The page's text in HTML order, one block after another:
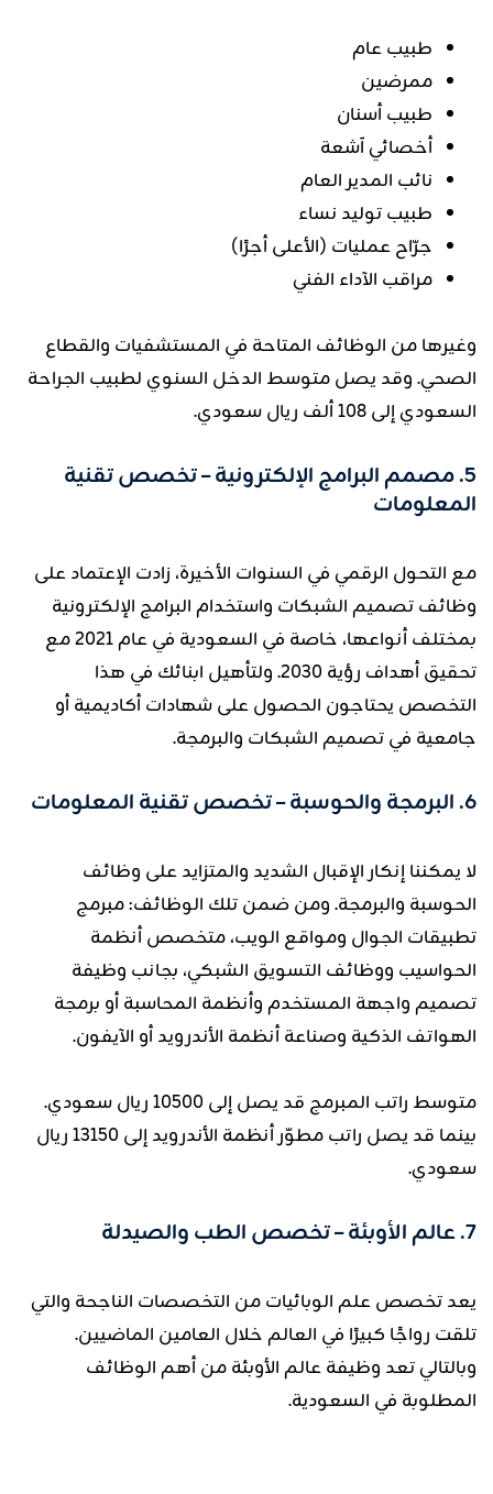
طبيب عام
ممرضين
طبيب أسنان
أخصائي آشعة
نائب المدير العام
طبيب توليد نساء
جرّاح عمليات (الأعلى أجرًا)
مراقب الآداء الفني
وغيرها من الوظائف المتاحة في المستشفيات والقطاع
الصحي. وقد يصل متوسط الدخل السنوي لطبيب الجراحة
السعودي إلى 108 ألف ريال سعودي.
5. مصمم البرامج الإلكترونية – تخصص تقنية
المعلومات
مع التحول الرقمي في السنوات الأخيرة، زادت الإعتماد على
وظائف تصميم الشبكات واستخدام البرامج الإلكترونية
بمختلف أنواعها، خاصة في السعودية في عام 2021 مع
تحقيق أهداف رؤية 2030. ولتأهيل ابنائك في هذا
التخصص يحتاجون الحصول على شهادات أكاديمية أو
جامعية في تصميم الشبكات والبرمجة.
6. البرمجة والحوسبة – تخصص تقنية المعلومات
لا يمكننا إنكار الإقبال الشديد والمتزايد على وظائف
الحوسبة والبرمجة. ومن ضمن تلك الوظائف: مبرمج
تطبيقات الجوال ومواقع الويب، متخصص أنظمة
الحواسيب ووظائف التسويق الشبكي، بجانب وظيفة
تصميم واجهة المستخدم وأنظمة المحاسبة أو برمجة
الهواتف الذكية وصناعة أنظمة الأندرويد أو الآيفون.
متوسط راتب المبرمج قد يصل إلى 10500 ريال سعودي.
بينما قد يصل راتب مطوّر أنظمة الأندرويد إلى 13150 ريال
سعودي.
7. عالم الأوبئة – تخصص الطب والصيدلة
يعد تخصص علم الوبائيات من التخصصات الناجحة والتي
تلقت رواجًا كبيرًا في العالم خلال العامين الماضيين.
وبالتالي تعد وظيفة عالم الأوبئة من أهم الوظائف
المطلوبة في السعودية.